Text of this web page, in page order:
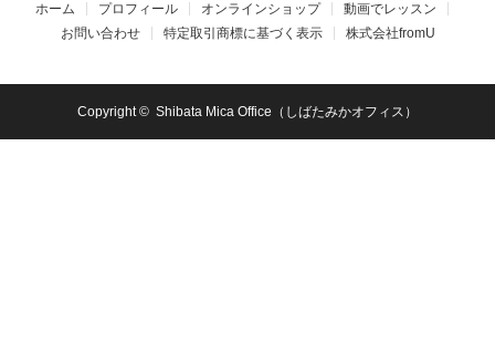
ホーム プロフィール オンラインショップ
動画でレッスン
お問い合わせ
特定取引商標に基づく表示 株式会社fromU
Copyright © Shibata Mica Office（しばたみかオフィス）